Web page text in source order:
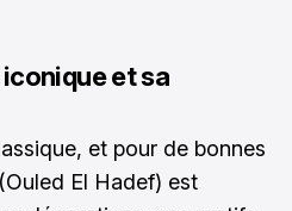
iconique et sa
et pour de bonnes
El Hadef) est